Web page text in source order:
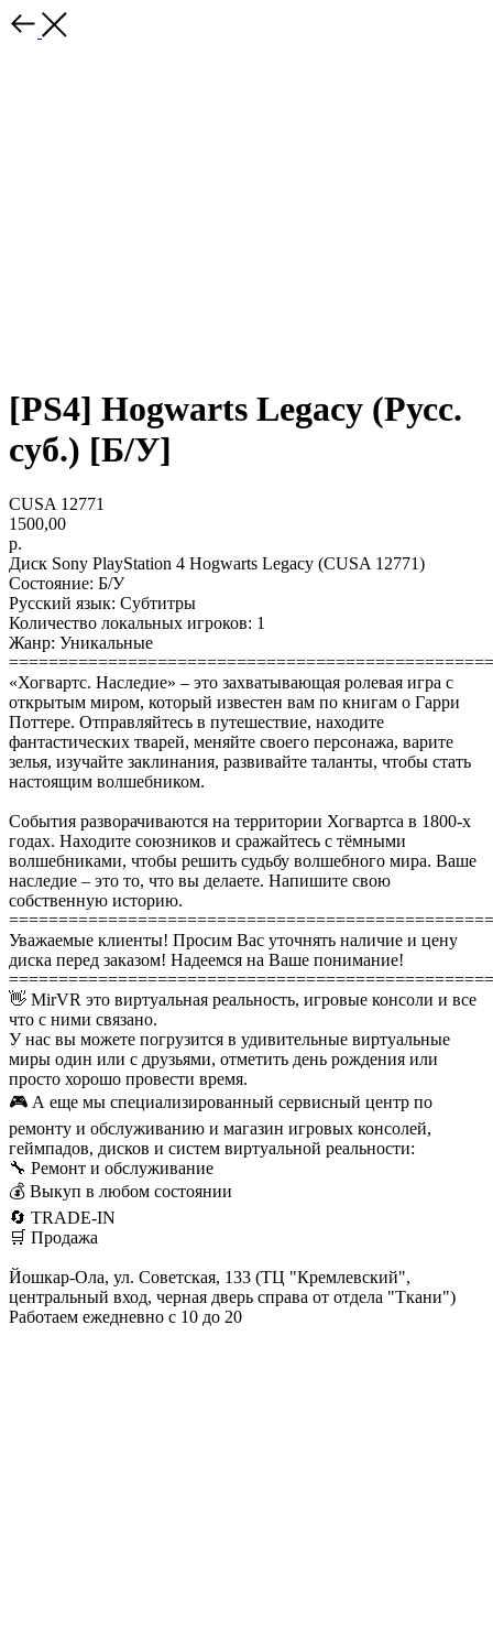
[PS4] Hogwarts Legacy (Русс.
суб.) [Б/У]
CUSA 12771
1500,00
р.
Диск Sony PlayStation 4 Hogwarts Legacy (CUSA 12771)
Состояние: Б/У
Русский язык: Субтитры
Количество локальных игроков: 1
Жанр: Уникальные
«Хогвартс. Наследие» – это захватывающая ролевая игра с
открытым миром, который известен вам по книгам о Гарри
Поттере. Отправляйтесь в путешествие, находите
фантастических тварей, меняйте своего персонажа, варите
зелья, изучайте заклинания, развивайте таланты, чтобы стать
настоящим волшебником.
События разворачиваются на территории Хогвартса в 1800-х
годах. Находите союзников и сражайтесь с тёмными
волшебниками, чтобы решить судьбу волшебного мира. Ваше
наследие – это то, что вы делаете. Напишите свою
собственную историю.
Уважаемые клиенты! Просим Вас уточнять наличие и цену
диска перед заказом! Надеемся на Ваше понимание!
👋 MirVR это виртуальная реальность, игровые консоли и все
что с ними связано.
У нас вы можете погрузится в удивительные виртуальные
миры один или с друзьями, отметить день рождения или
просто хорошо провести время.
🎮 А еще мы специализированный сервисный центр по
ремонту и обслуживанию и магазин игровых консолей,
геймпадов, дисков и систем виртуальной реальности:
🔧 Ремонт и обслуживание
💰 Выкуп в любом состоянии
🔄 TRADE-IN
🛒 Продажа
Йошкар-Ола, ул. Советская, 133 (ТЦ "Кремлевский",
центральный вход, черная дверь справа от отдела "Ткани")
Работаем ежедневно с 10 до 20